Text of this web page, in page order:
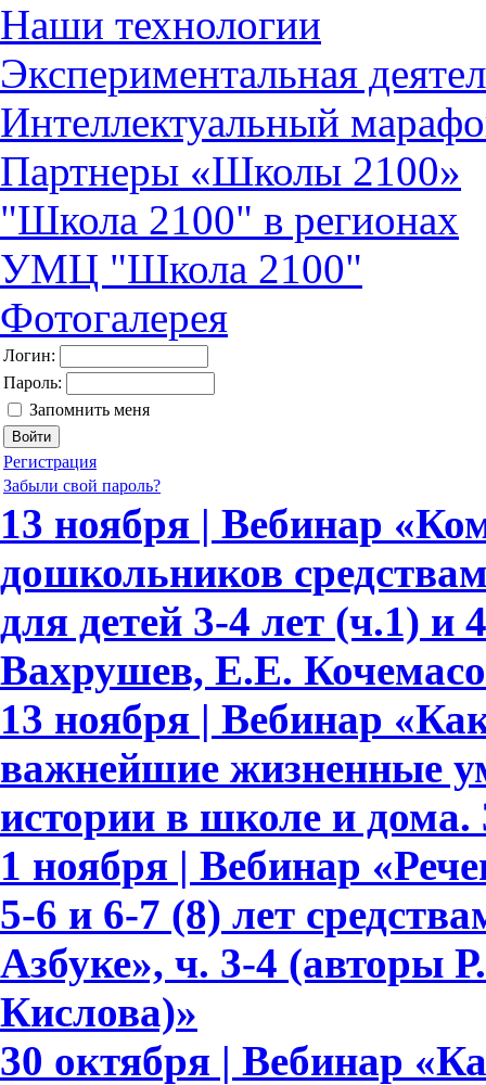
Наши технологии
Экспериментальная
Интеллектуальный
Партнеры «Школы 2100»
"Школа 2100" в регионах
УМЦ "Школа 2100"
Фотогалерея
Логин:
Пароль:
Запомнить меня
Регистрация
Забыли свой пароль?
13 ноября | Вебинар
дошкольников
для детей 3-4 лет (ч.1)
Вахрушев, Е.Е.
13 ноября | Вебинар
важнейшие жизненные
истории в школе и дома.
1 ноября | Вебинар
5-6 и 6-7 (8) лет
Азбуке», ч. 3-4 (авторы
Кислова)»
30 октября | Вебинар